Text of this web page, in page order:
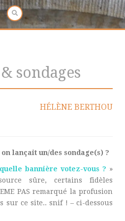
sondages
HÉLÈNE BERTHOU
lançait un/des sondage(s) ?
bannière votez-vous ? »
sûre, certains fidèles
PAS remarqué la profusion
sur ce site.. snif ! – ci-dessous